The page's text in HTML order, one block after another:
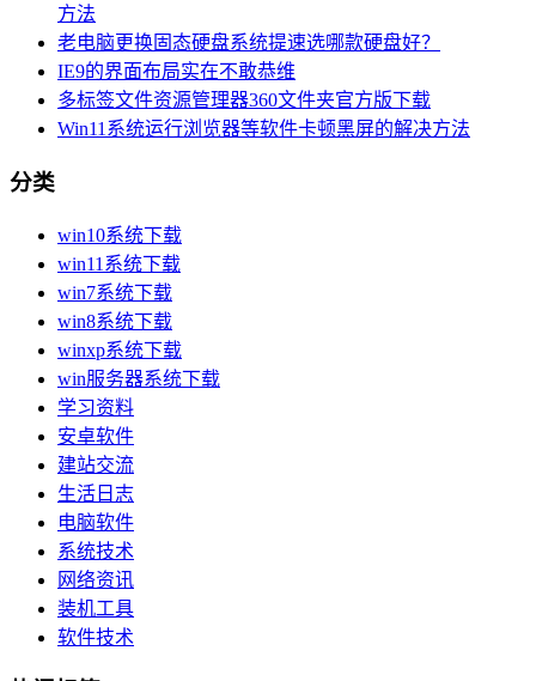
方法
老电脑更换固态硬盘系统提速选哪款硬盘好？
IE9的界面布局实在不敢恭维
多标签文件资源管理器360文件夹官方版下载
Win11系统运行浏览器等软件卡顿黑屏的解决方法
分类
win10系统下载
win11系统下载
win7系统下载
win8系统下载
winxp系统下载
win服务器系统下载
学习资料
安卓软件
建站交流
生活日志
电脑软件
系统技术
网络资讯
装机工具
软件技术